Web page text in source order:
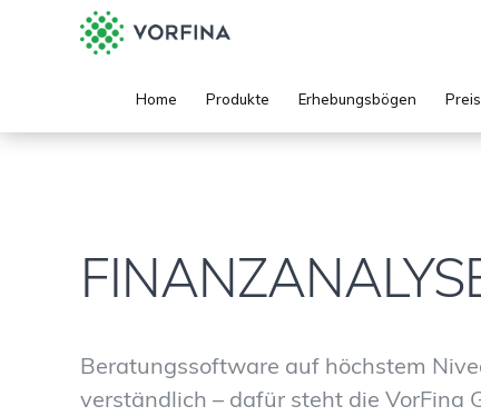
Home Produkte Erhebungsbögen
Beratungssoftware auf höchstem
verständlich – dafür steht die VorFina